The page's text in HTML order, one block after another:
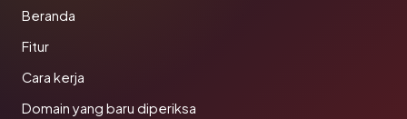
Beranda
Fitur
Cara kerja
Domain yang baru diperiksa